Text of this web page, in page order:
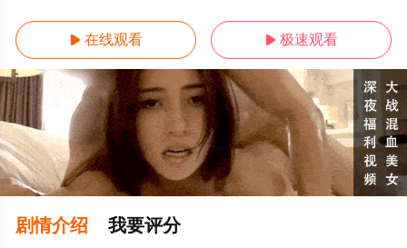
 在线观看  极速观看
剧情介绍 我要评分